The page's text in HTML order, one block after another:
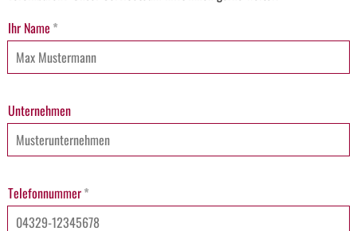
Ihr Name *
Unternehmen
Telefonnummer*